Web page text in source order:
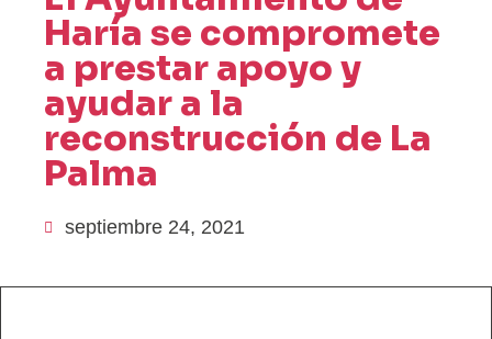
Haría se compromete
a prestar apoyo y
ayudar a la
reconstrucción de La
Palma
septiembre 24, 2021